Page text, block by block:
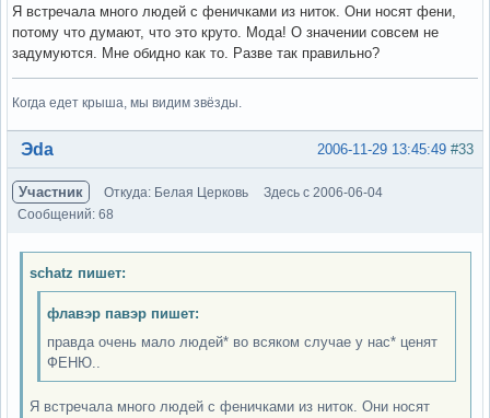
Я встречала много людей с феничками из ниток. Они носят фени,
потому что думают, что это круто. Мода! О значении совсем не
задумуются. Мне обидно как то. Разве так правильно?
Когда едет крыша, мы видим звёзды.
Вне форума #33
2006-11-29 13:45:49
Эda
Участник Откуда: Белая Церковь
Здесь с 2006-06-04
Сообщений: 68
schatz пишет:
флавэр павэр пишет:
правда очень мало людей* во всяком случае у нас* ценят
ФЕНЮ..
Я встречала много людей с феничками из ниток. Они носят